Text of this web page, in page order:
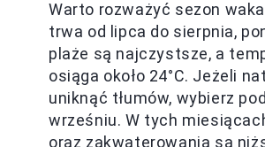
Warto rozważyć sezon
trwa od lipca do sierpnia,
plaże są najczystsze, a
osiąga około 24°C. Jeżeli
uniknąć tłumów, wybierz
wrześniu. W tych
oraz zakwaterowania są